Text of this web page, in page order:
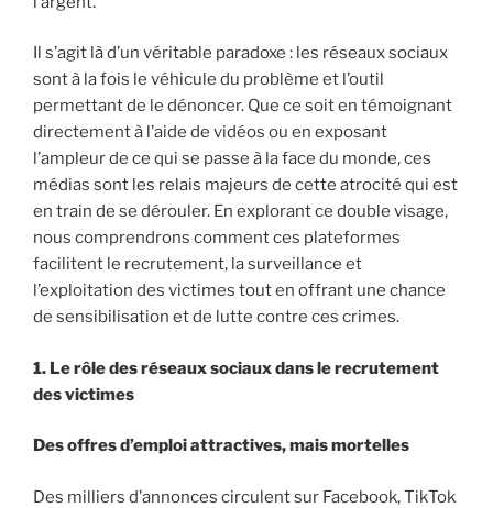
Il s’agit là d’un véritable paradoxe : les réseaux sociaux
sont à la fois le véhicule du problème et l’outil
permettant de le dénoncer. Que ce soit en témoignant
directement à l’aide de vidéos ou en exposant
l’ampleur de ce qui se passe à la face du monde, ces
médias sont les relais majeurs de cette atrocité qui est
en train de se dérouler. En explorant ce double visage,
nous comprendrons comment ces plateformes
facilitent le recrutement, la surveillance et
l’exploitation des victimes tout en offrant une chance
de sensibilisation et de lutte contre ces crimes.
1. Le rôle des réseaux sociaux dans le recrutement
des victimes
Des offres d’emploi attractives, mais mortelles
Des milliers d’annonces circulent sur Facebook, TikTok